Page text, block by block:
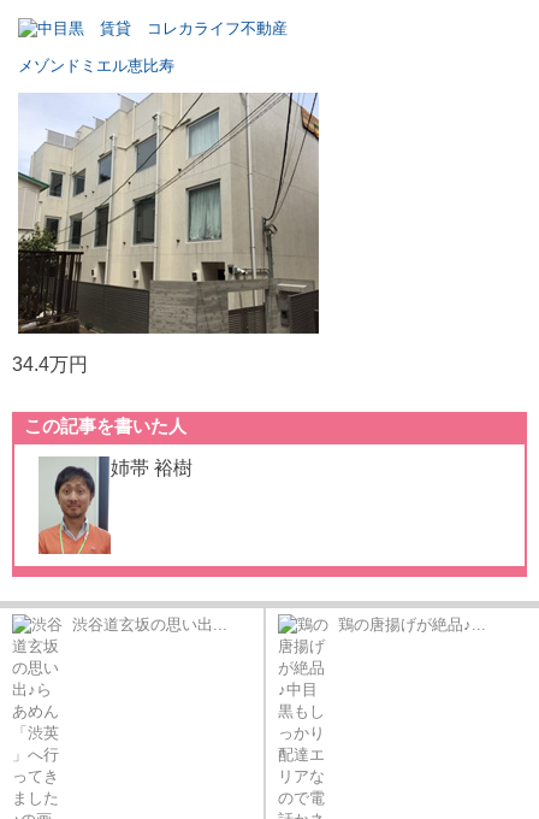
メゾンドミエル恵比寿
34.4万円
この記事を書いた人
姉帯 裕樹
渋谷道玄坂の思い出... 鶏の唐揚げが絶品♪...